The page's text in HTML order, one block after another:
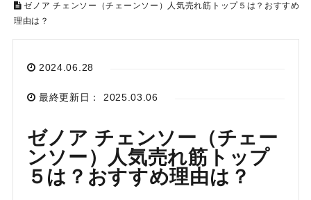
お気に入り一覧
閲覧履歴一覧
ゼノア チェンソー（チェーンソー）人気売れ筋トップ５は？おすすめ
理由は？
2024.06.28
最終更新日： 2025.03.06
ゼノア チェンソー（チェー
ンソー）人気売れ筋トップ
５は？おすすめ理由は？